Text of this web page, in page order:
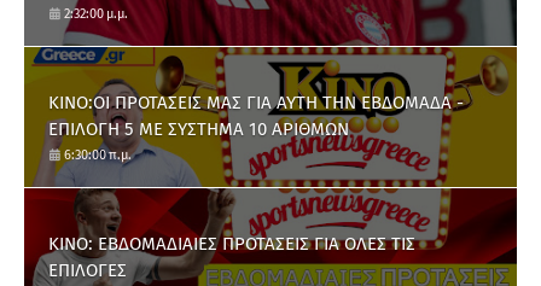
2:32:00 μ.μ.
ΚΙΝΟ:ΟΙ ΠΡΟΤΑΣΕΙΣ ΜΑΣ ΓΙΑ ΑΥΤΗ ΤΗΝ ΕΒΔΟΜΑΔΑ -
ΕΠΙΛΟΓΗ 5 ΜΕ ΣΥΣΤΗΜΑ 10 ΑΡΙΘΜΩΝ
6:30:00 π.μ.
ΚΙΝΟ: ΕΒΔΟΜΑΔΙΑΙΕΣ ΠΡΟΤΑΣΕΙΣ ΓΙΑ ΟΛΕΣ ΤΙΣ
ΕΠΙΛΟΓΕΣ